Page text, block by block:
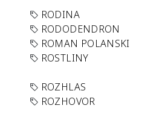
RODINA
RODODENDRON
ROMAN POLANSKI
ROSTLINY
ROZHLAS
ROZHOVOR